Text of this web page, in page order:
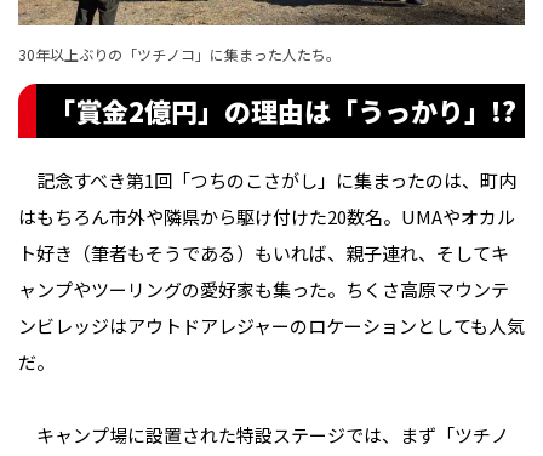
30年以上ぶりの「ツチノコ」に集まった人たち。
「賞金2億円」の理由は「うっかり」!?
記念すべき第1回「つちのこさがし」に集まったのは、町内
はもちろん市外や隣県から駆け付けた20数名。UMAやオカル
ト好き（筆者もそうである）もいれば、親子連れ、そしてキ
ャンプやツーリングの愛好家も集った。ちくさ高原マウンテ
ンビレッジはアウトドアレジャーのロケーションとしても人気
だ。
キャンプ場に設置された特設ステージでは、まず「ツチノ